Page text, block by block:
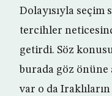
Dolayısıyla seçim
tercihler
getirdi. Söz
burada göz önüne
var o da